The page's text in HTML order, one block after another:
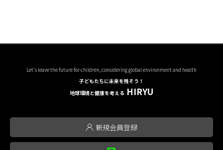
Let's leave the future for children, considering global environment and health
子どもたちに未来を残そう！
地球環境と健康を考える HIRYU
新規会員登録